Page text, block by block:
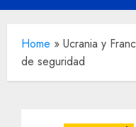
principal
Home » Ucrania y
de seguridadLocal